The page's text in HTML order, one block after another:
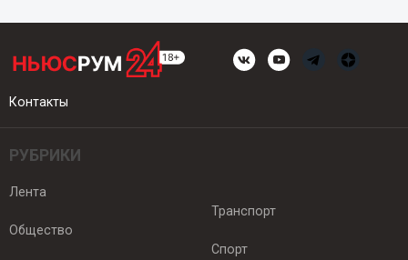
Контакты
РУБРИКИ
Лента
Общество
Транспорт
Спорт